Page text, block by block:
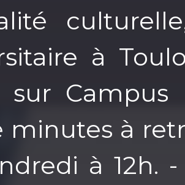
à
sur Campus
minutes à
à 12h.